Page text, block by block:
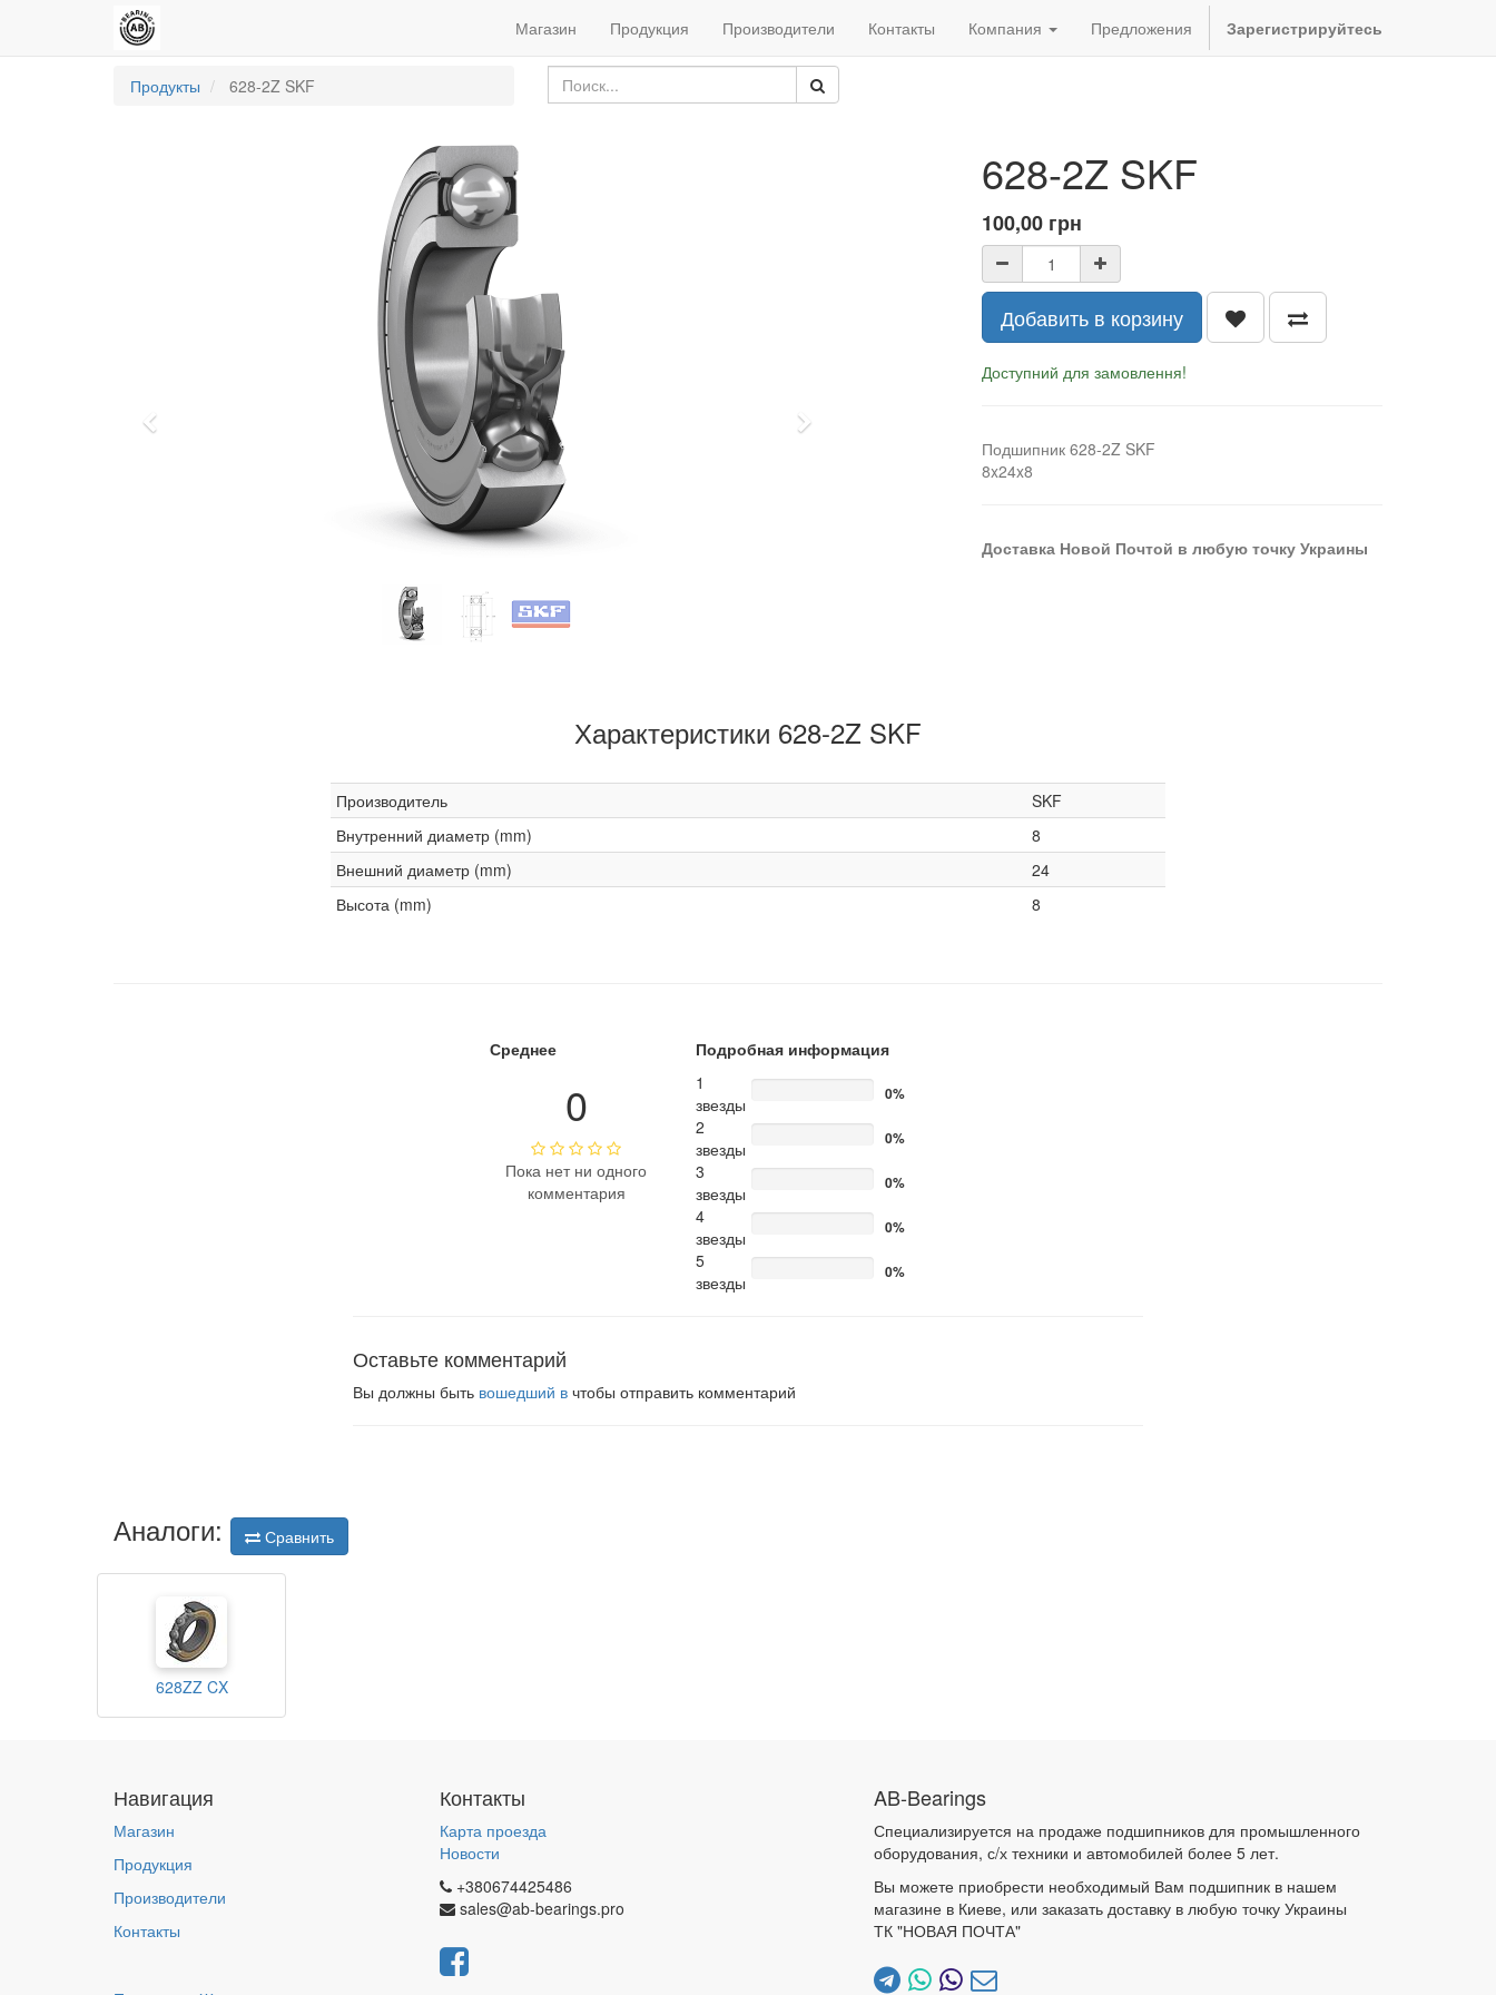
Магазин Продукция Производители Контакты Компания Предложения Зарегистрируйтесь
Продукты 628-2Z SKF
Next
628-2Z SKF
100,00 грн
Добавить в корзину
Доступний для замовлення!
Подшипник 628-2Z SKF
8x24x8
Доставка Новой Почтой в любую точку Украины
Характеристики 628-2Z SKF
Производитель
SKF
Внутренний диаметр (mm)
8
Внешний диаметр (mm)
24
Высота (mm)
8
Среднее
0
Пока нет ни одного
комментария
Подробная информация
1
звезды
0%
2
звезды
0%
3
звезды
0%
4
звезды
0%
5
звезды
0%
Оставьте комментарий
Вы должны быть вошедший в чтобы отправить комментарий
Аналоги: Сравнить
628ZZ CX
Навигация
Магазин
Продукция
Производители
Контакты
Контакты
Карта проезда
Новости
+380674425486
sales@ab-bearings.pro
AB-Bearings
Специализируется на продаже подшипников для промышленного
оборудования, с/х техники и автомобилей более 5 лет.
Вы можете приобрести необходимый Вам подшипник в нашем
магазине в Киеве, или заказать доставку в любую точку Украины
ТК "НОВАЯ ПОЧТА"